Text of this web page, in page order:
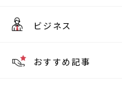
ビジネス
おすすめ記事